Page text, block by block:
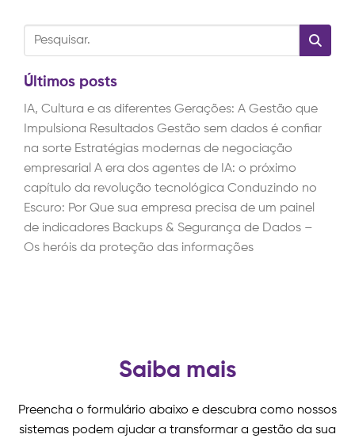
Últimos posts
IA, Cultura e as diferentes Gerações: A Gestão que
Impulsiona Resultados Gestão sem dados é confiar
na sorte Estratégias modernas de negociação
empresarial A era dos agentes de IA: o próximo
capítulo da revolução tecnológica Conduzindo no
Escuro: Por Que sua empresa precisa de um painel
de indicadores Backups & Segurança de Dados –
Os heróis da proteção das informações
Saiba mais
Preencha o formulário abaixo e descubra como nossos
sistemas podem ajudar a transformar a gestão da sua